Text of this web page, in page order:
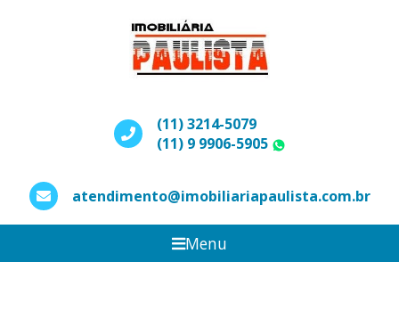
(11) 3214-5079
(11) 9 9906-5905
atendimento@imobiliariapaulista.com.br
Menu